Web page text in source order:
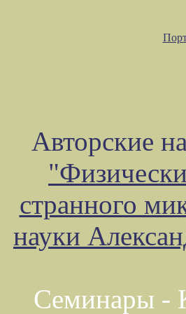
Авторские
странного
науки
Семинары -